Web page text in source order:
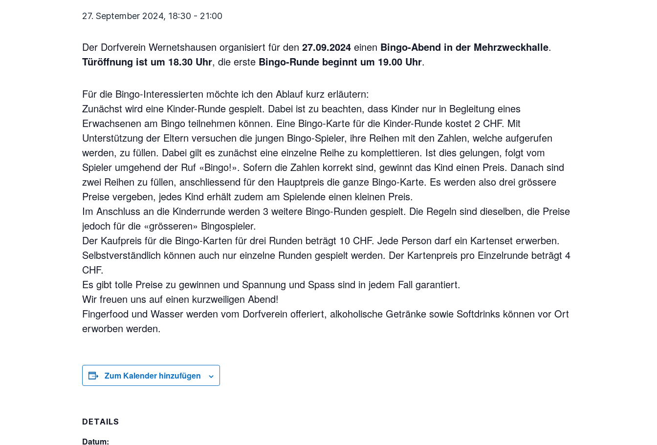
27. September 2024, 18:30 - 21:00
Der Dorfverein Wernetshausen organisiert für den 27.09.2024 einen Bingo-Abend in der Mehrzweckhalle.
Türöffnung ist um 18.30 Uhr, die erste Bingo-Runde beginnt um 19.00 Uhr.
Für die Bingo-Interessierten möchte ich den Ablauf kurz erläutern:
Zunächst wird eine Kinder-Runde gespielt. Dabei ist zu beachten, dass Kinder nur in Begleitung eines
Erwachsenen am Bingo teilnehmen können. Eine Bingo-Karte für die Kinder-Runde kostet 2 CHF. Mit
Unterstützung der Eltern versuchen die jungen Bingo-Spieler, ihre Reihen mit den Zahlen, welche aufgerufen
werden, zu füllen. Dabei gilt es zunächst eine einzelne Reihe zu komplettieren. Ist dies gelungen, folgt vom
Spieler umgehend der Ruf «Bingo!». Sofern die Zahlen korrekt sind, gewinnt das Kind einen Preis. Danach sind
zwei Reihen zu füllen, anschliessend für den Hauptpreis die ganze Bingo-Karte. Es werden also drei grössere
Preise vergeben, jedes Kind erhält zudem am Spielende einen kleinen Preis.
Im Anschluss an die Kinderrunde werden 3 weitere Bingo-Runden gespielt. Die Regeln sind dieselben, die Preise
jedoch für die «grösseren» Bingospieler.
Der Kaufpreis für die Bingo-Karten für drei Runden beträgt 10 CHF. Jede Person darf ein Kartenset erwerben.
Selbstverständlich können auch nur einzelne Runden gespielt werden. Der Kartenpreis pro Einzelrunde beträgt 4
CHF.
Es gibt tolle Preise zu gewinnen und Spannung und Spass sind in jedem Fall garantiert.
Wir freuen uns auf einen kurzweiligen Abend!
Fingerfood und Wasser werden vom Dorfverein offeriert, alkoholische Getränke sowie Softdrinks können vor Ort
erworben werden.
Zum Kalender hinzufügen
DETAILS
Datum: